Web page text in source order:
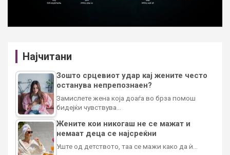
Најчитани
Зошто срцевиот удар кај жените често
останува непрепознаен?
Замислете жена која доаѓа во брза помош
бидејќи чувствува…
Жените кои никогаш не се мажат и
немаат деца се најсреќни
Уште од детството, таа се мажи како да ѝ…